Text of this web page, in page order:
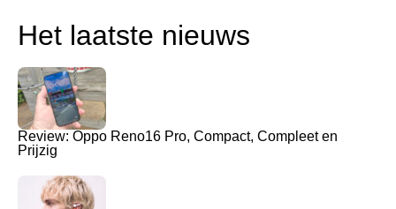
Het laatste nieuws
Review: Oppo Reno16 Pro, Compact, Compleet en
Prijzig